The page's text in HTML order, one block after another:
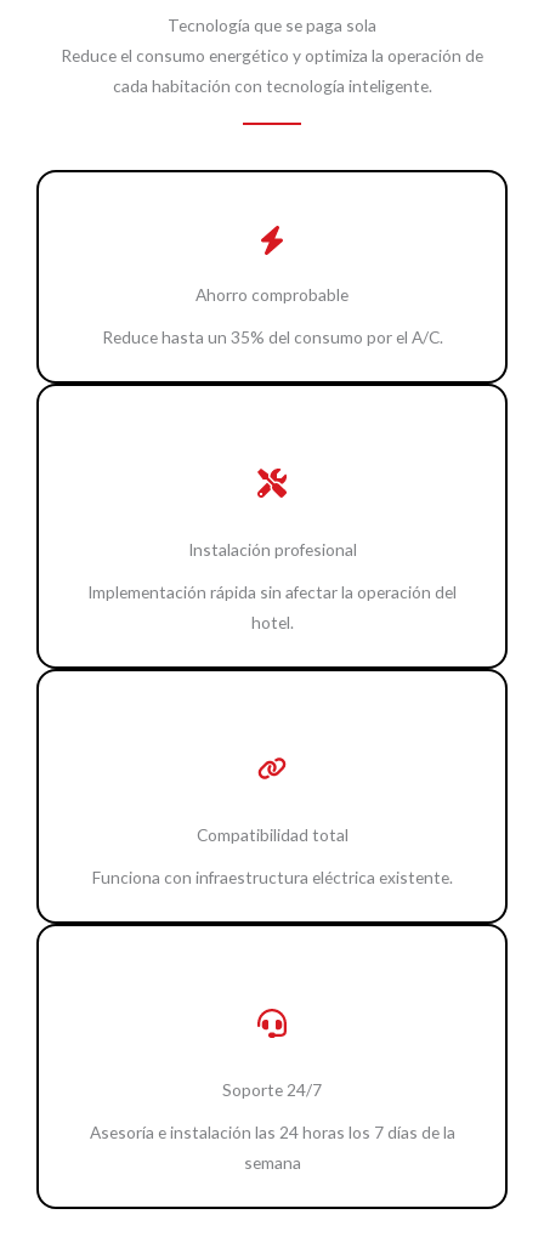
Tecnología que se paga sola
Reduce el consumo energético y optimiza la operación de
cada habitación con tecnología inteligente.
Ahorro comprobable
Reduce hasta un 35% del consumo por el A/C.
Instalación profesional
Implementación rápida sin afectar la operación del
hotel.
Compatibilidad total
Funciona con infraestructura eléctrica existente.
Soporte 24/7
Asesoría e instalación las 24 horas los 7 días de la
semana